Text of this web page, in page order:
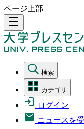
ページ上部
density_medium
検索
カテゴリ
ログイン
ニュースを